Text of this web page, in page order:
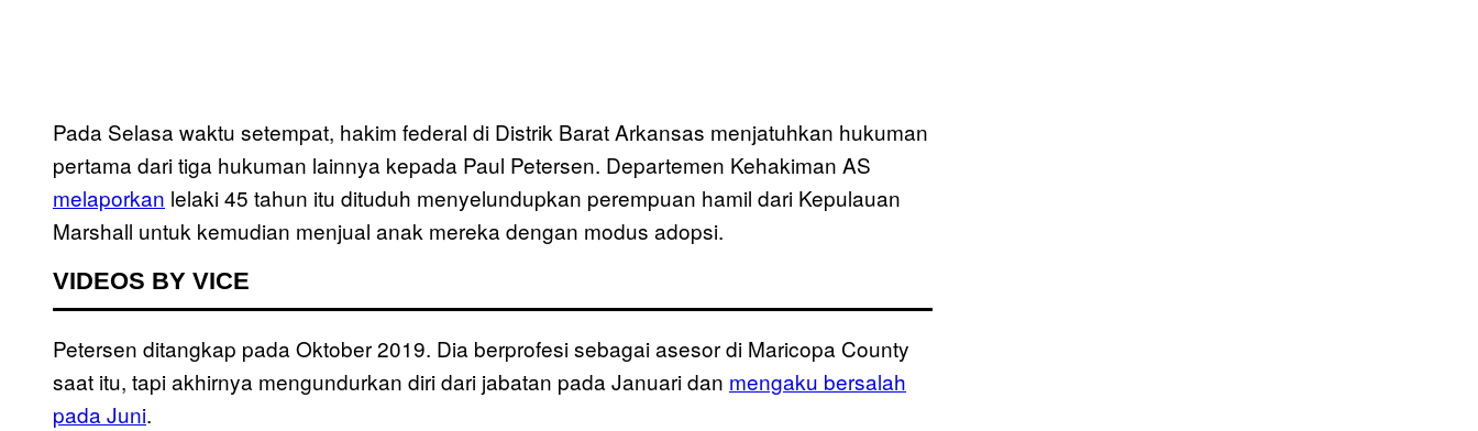
Pada Selasa waktu setempat, hakim federal di Distrik Barat Arkansas menjatuhkan hukuman
pertama dari tiga hukuman lainnya kepada Paul Petersen. Departemen Kehakiman AS
melaporkan lelaki 45 tahun itu dituduh menyelundupkan perempuan hamil dari Kepulauan
Marshall untuk kemudian menjual anak mereka dengan modus adopsi.
VIDEOS BY VICE
Petersen ditangkap pada Oktober 2019. Dia berprofesi sebagai asesor di Maricopa County
saat itu, tapi akhirnya mengundurkan diri dari jabatan pada Januari dan mengaku bersalah
pada Juni.